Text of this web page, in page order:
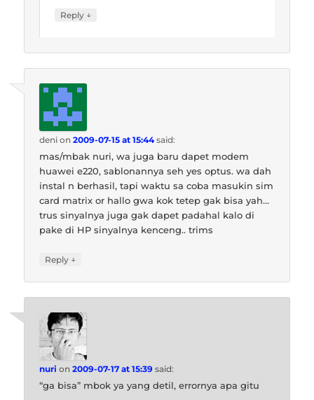
Reply ↓
deni on2009-07-15 at 15:44 said:
mas/mbak nuri, wa juga baru dapet modem
huawei e220, sablonannya seh yes optus. wa dah
instal n berhasil, tapi waktu sa coba masukin sim
card matrix or hallo gwa kok tetep gak bisa yah…
trus sinyalnya juga gak dapet padahal kalo di
pake di HP sinyalnya kenceng.. trims
Reply ↓
nuri on2009-07-17 at 15:39 said:
“ga bisa” mbok ya yang detil, errornya apa gitu